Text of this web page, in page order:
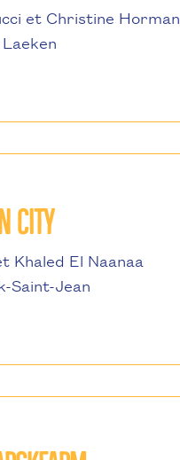
et Christine Horman
CITY
Khaled El Naanaa
Saint-Jean